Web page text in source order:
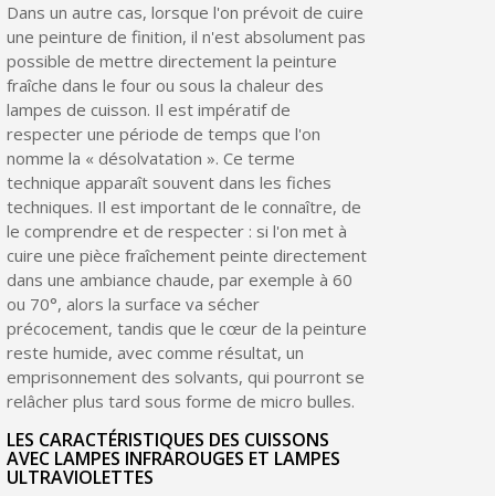
Dans un autre cas, lorsque l'on prévoit de cuire
une peinture de finition, il n'est absolument pas
possible de mettre directement la peinture
fraîche dans le four ou sous la chaleur des
lampes de cuisson. Il est impératif de
respecter une période de temps que l'on
nomme la « désolvatation ». Ce terme
technique apparaît souvent dans les fiches
techniques. Il est important de le connaître, de
le comprendre et de respecter : si l'on met à
cuire une pièce fraîchement peinte directement
dans une ambiance chaude, par exemple à 60
ou 70°, alors la surface va sécher
précocement, tandis que le cœur de la peinture
reste humide, avec comme résultat, un
emprisonnement des solvants, qui pourront se
relâcher plus tard sous forme de micro bulles.
LES CARACTÉRISTIQUES DES CUISSONS
AVEC LAMPES INFRAROUGES ET LAMPES
ULTRAVIOLETTES